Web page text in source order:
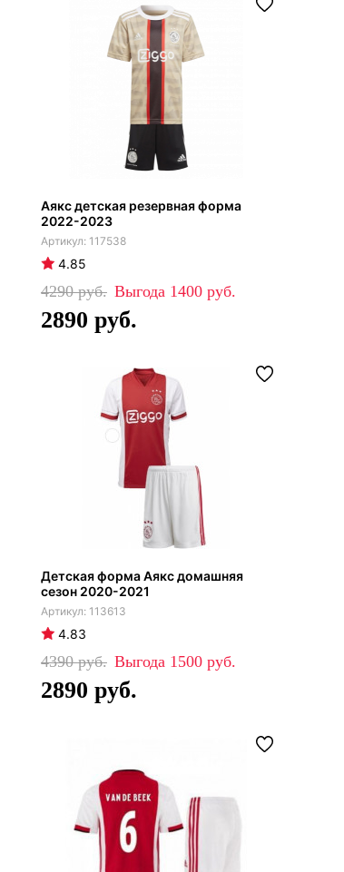
Аякс детская резервная форма
2022-2023
117538
4.85
4290 1400
2890
Детская форма Аякс домашняя
сезон 2020-2021
113613
4.83
4390 1500
2890